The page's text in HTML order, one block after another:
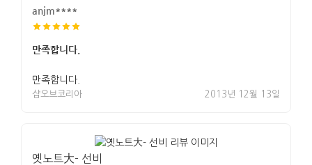
anjm****
만족합니다.
만족합니다.
샵오브코리아 2013년 12월 13일
옛노트大- 선비